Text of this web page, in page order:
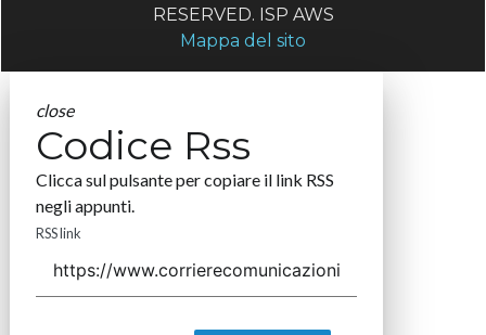
RESERVED. ISP AWS
Mappa del sito
close
Codice Rss
Clicca sul pulsante per copiare il link RSS
negli appunti.
RSS link